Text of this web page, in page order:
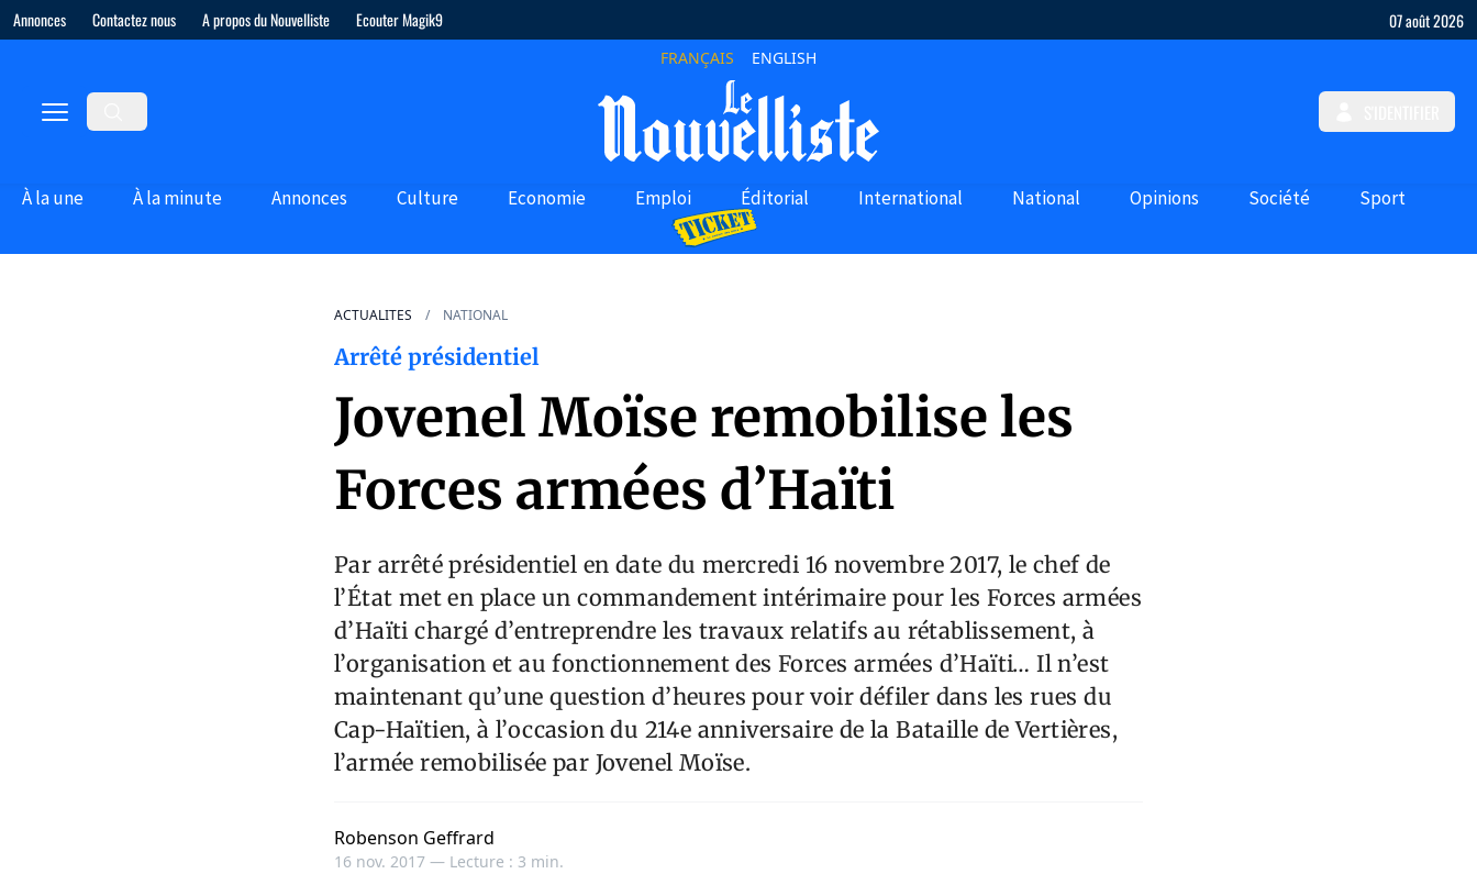
Annonces Contactez nous A propos du Nouvelliste Ecouter Magik9 07 août 2026
FRANÇAIS ENGLISH
À la une À la minute Annonces Culture Economie Emploi Éditorial International National Opinions Société Sport
ACTUALITES NATIONAL
Arrêté présidentiel
Jovenel Moïse remobilise les
Forces armées d’Haïti
Par arrêté présidentiel en date du mercredi 16 novembre 2017, le chef de
l’État met en place un commandement intérimaire pour les Forces armées
d’Haïti chargé d’entreprendre les travaux relatifs au rétablissement, à
l’organisation et au fonctionnement des Forces armées d’Haïti… Il n’est
maintenant qu’une question d’heures pour voir défiler dans les rues du
Cap-Haïtien, à l’occasion du 214e anniversaire de la Bataille de Vertières,
l’armée remobilisée par Jovenel Moïse.
Robenson Geffrard
16 nov. 2017 — Lecture : 3 min.